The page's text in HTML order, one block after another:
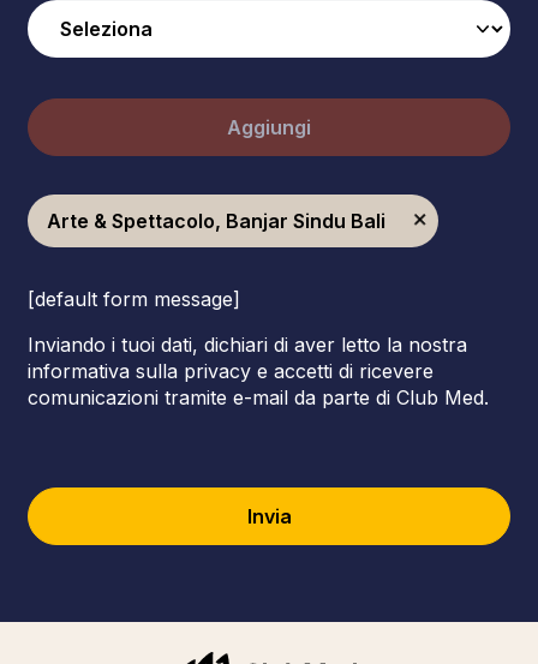
Aggiungi
Arte & Spettacolo, Banjar Sindu Bali
[default form message]
Inviando i tuoi dati, dichiari di aver letto la nostra
informativa sulla privacy e accetti di ricevere
comunicazioni tramite e-mail da parte di Club Med.
Invia